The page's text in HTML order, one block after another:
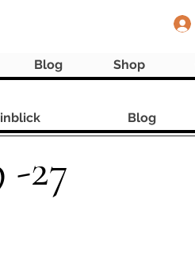
Blog Shop
27
Blog